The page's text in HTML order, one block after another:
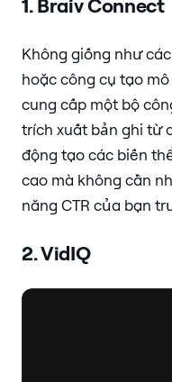
1. Braiv Connect
Không giống như
hoặc công cụ tạo
cung cấp một bộ
trích xuất bản ghi từ
động tạo các biến
cao mà không cần
năng CTR của bạn
2. VidIQ